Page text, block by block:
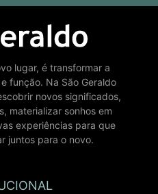
lugar, é transformar a
função. Na São Geraldo
novos significados,
materializar sonhos em
experiências para que
juntos para o novo.